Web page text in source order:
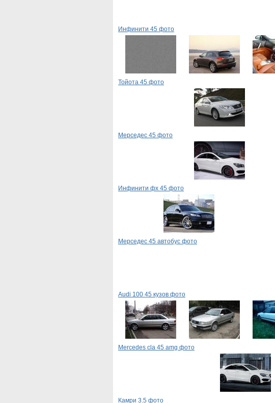
Инфинити 45 фото
Тойота 45 фото
Мерседес 45 фото
Инфинити фх 45 фото
Мерседес 45 автобус фото
Audi 100 45 кузов фото
Mercedes cla 45 amg фото
Камри 3.5 фото